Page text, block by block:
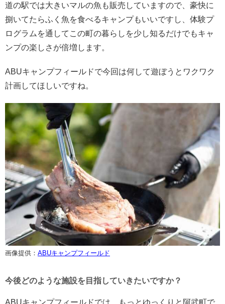
道の駅では大きいマルの魚も販売していますので、豪快に
捌いてたらふく魚を食べるキャンプもいいですし、体験プ
ログラムを通してこの町の暮らしを少し知るだけでもキャ
ンプの楽しさが倍増します。
ABUキャンプフィールドで今回は何して遊ぼうとワクワク
計画してほしいですね。
画像提供： ABUキャンプフィールド
今後どのような施設を目指していきたいですか？
ABUキャンプフィールドでは、もっとゆっくりと阿武町で